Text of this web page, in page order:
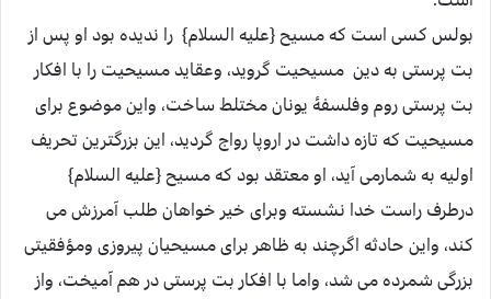
بولس کسی است که مسیح {علیه السلام} را ندیده بود او پس از
بت پرستی به دین مسیحیت گروید، وعقاید مسیحیت را با افکار
بت پرستی روم وفلسفۀ یونان مختلط ساخت، واین موضوع برای
مسیحیت که تازه داشت در اروپا رواج گردید، این بزرگترین تحریف
اولیه به شمارمی آید، او معتقد بود که مسیح {علیه السلام}
درطرف راست خدا نشسته وبرای خیر خواهان طلب آمرزش می
کند، واین حادثه اگرچند به ظاهر برای مسیحیان پیروزی ومؤفقیتی
بزرگی شمرده می شد، واما با افکار بت پرستی در هم آمیخت، واز